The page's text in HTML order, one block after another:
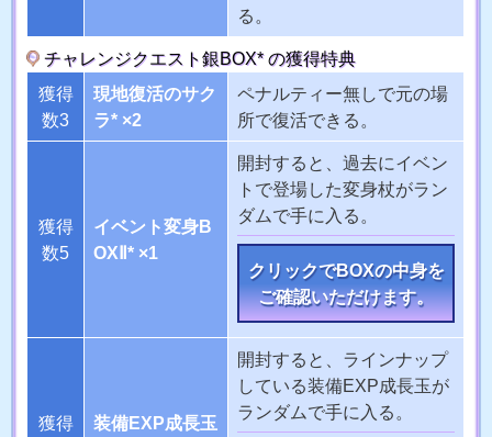
る。
チャレンジクエスト銀BOX* の獲得特典
獲得
数3
現地復活のサク
ラ* ×2
ペナルティー無しで元の場
所で復活できる。
獲得
数5
イベント変身B
OXⅡ* ×1
開封すると、過去にイベン
トで登場した変身杖がラン
ダムで手に入る。
クリックでBOXの中身を
ご確認いただけます。
獲得
装備EXP成長玉
開封すると、ラインナップ
している装備EXP成長玉が
ランダムで手に入る。